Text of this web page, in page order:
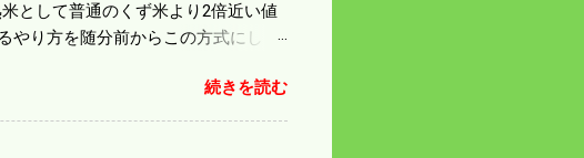
として普通のくず米より2倍近い値
り方を随分前からこの方式にし
しい。 広島県の作況指数は98だとい
食協という米を扱う会社の社員が言
と トリプルパンチで米が不足して
続きを読む